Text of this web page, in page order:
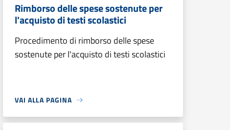
Rimborso delle spese sostenute per
l'acquisto di testi scolastici
Procedimento di rimborso delle spese
sostenute per l'acquisto di testi scolastici
VAI ALLA PAGINA